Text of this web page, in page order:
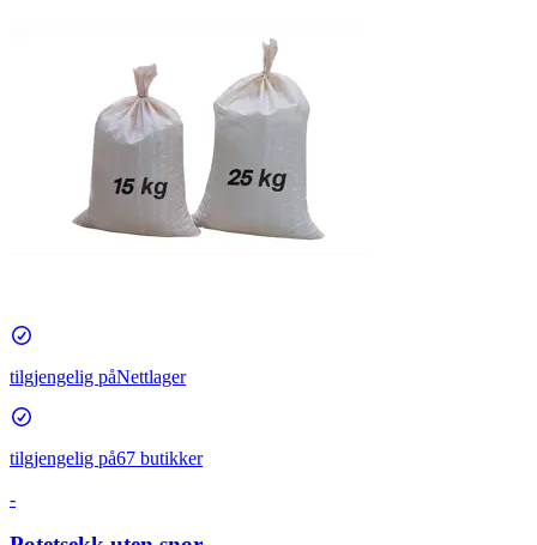
tilgjengelig påNettlager
tilgjengelig på67 butikker
-